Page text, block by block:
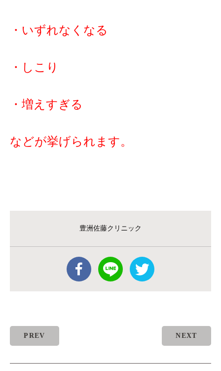
・いずれなくなる
・しこり
・増えすぎる
などが挙げられます。
豊洲佐藤クリニック
PREV NEXT